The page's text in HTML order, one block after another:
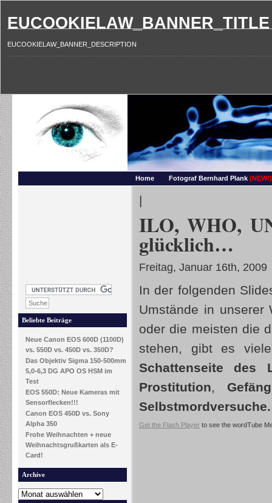
EUCOOKIELAW_BANNER_TITLE
EUCOOKIELAW_BANNER_DESCRIPTION
Home Fotograf Bernhard Plank (NEW!)
Beliebte Beiträge
Neue Canon EOS 600D (1100D)
vs. 550D vs. 450D vs. 350D?
Das Objektiv Sigma 150-500mm
5,0-6,3 DG APO OS HSM im
Test
EOS 550D: Neue Kameras mit
Sensorflecken!!!
Canon EOS 450D vs. Sony
Alpha 350
Frohe Weihnachten + neue
Weihnachtsgrußkarten als E-
Card!
Archive
|
ILO, WHO,
glücklich…
Freitag, Januar 16th, 2009
In der folgenden
Umstände in
oder die meisten die
stehen, gibt es
Schattenseite des
Prostitution,
Selbstmordversuche.
Get the Flash Player to see the wordTube